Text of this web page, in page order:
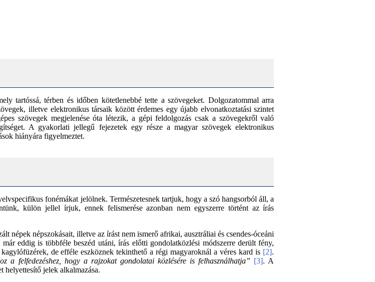
tartóssá, térben és időben kötetlenebbé tette a szövegeket. Dolgozatommal arra
illetve elektronikus társaik között érdemes egy újabb elvonatkoztatási szintet
szövegek megjelenése óta létezik, a gépi feldolgozás csak a szövegekről való
A gyakorlati jellegű fejezetek egy része a magyar szövegek elektronikus
hiányára figyelmeztet.
fonémákat jelölnek. Természetesnek tartjuk, hogy a szó hangsorból áll, a
külön jellel írjuk, ennek felismerése azonban nem egyszerre történt az írás
népek népszokásait, illetve az írást nem ismerő afrikai, ausztráliai és csendes-óceáni
eddig is többféle beszéd utáni, írás előtti gondolatközlési módszerre derült fény,
de efféle eszköznek tekinthető a régi magyaroknál a véres kard is [2].
a felfedezéshez, hogy a rajzokat gondolatai közlésére is felhasználhatja” [3]. A
helyettesítő jelek alkalmazása.